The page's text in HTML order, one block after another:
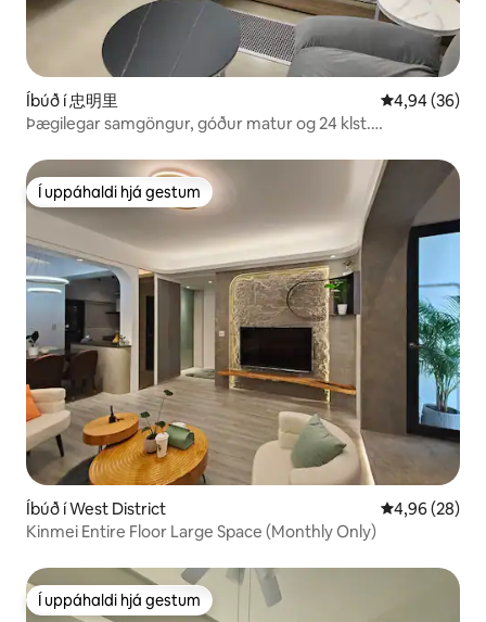
Íbúð í 忠明里 4,94 af 5 í
4,94 (36)
Þægilegar samgöngur, góður matur og 24 klst.
bókar herbergi. Vegna skorts á starfsfólki tökum við
aðeins við bókunum í 4 nætur eða lengur. Takk fyrir
Í uppáhaldi hjá gestum
Í uppáhaldi hjá gestum
Íbúð í West District 4,96 af 5 í
4,96 (28)
Kinmei Entire Floor Large Space (Monthly Only)
Í uppáhaldi hjá gestum
Í uppáhaldi hjá gestum